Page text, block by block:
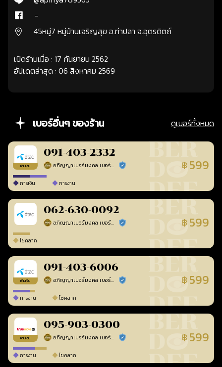
-
45หมู่7 หมู่บ้านเจริญสุข อ.ท่าปลา จ.อุตรดิตถ์
เปิดร้านเมื่อ : 17 กันยายน 2562
อัปเดตล่าสุด : 06 สิงหาคม 2569
เบอร์อื่นๆ ของร้าน ดูเบอร์ทั้งหมด
เติมเงิน
091-403-2332
อภิญญาเบอร์มงคล เบอร์สวยเลขศาสตร์ ร้านยืนยันแล้ว ฿ 599
การเงิน การงาน
062-630-0092
อภิญญาเบอร์มงคล เบอร์สวยเลขศาสตร์ ร้านยืนยันแล้ว ฿ 599
โชคลาภ
เติมเงิน
091-403-6006
อภิญญาเบอร์มงคล เบอร์สวยเลขศาสตร์ ร้านยืนยันแล้ว ฿ 599
การงาน โชคลาภ
เติมเงิน
095-903-0300
อภิญญาเบอร์มงคล เบอร์สวยเลขศาสตร์ ร้านยืนยันแล้ว ฿ 599
การงาน โชคลาภ